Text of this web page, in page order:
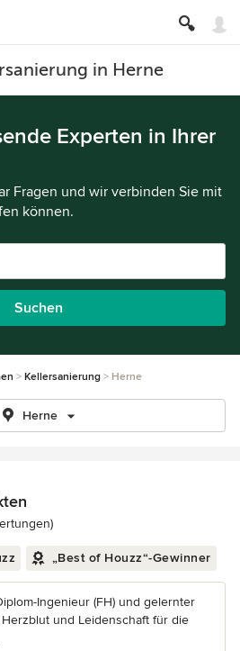
in Herne
Experten in Ihrer
Fragen und wir verbinden Sie mit
können.
Suchen
Kellersanierung Herne
Herne
5 von 5 Sternen
„Best of Houzz“-Gewinner
Ingenieur (FH) und gelernter
und Leidenschaft für die